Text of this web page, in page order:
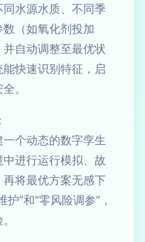
水源水质、不同季
（如氧化剂投加
自动调整至最优状
快速识别特征，启
。
：
个动态的数字孪生
进行运行模拟、故
将最优方案无感下
”和“零风险调参”，